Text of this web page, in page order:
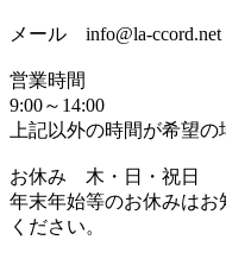
メール info@la-ccord.net
営業時間
9:00～14:00
上記以外の時間が希望
お休み 木・日・祝日
年末年始等のお休みは
ください。